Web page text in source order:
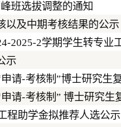
班选拔调整的通知
以及中期考核结果的公示
2025-2学期学生转专业
示
请-考核制”博士研究生
请-考核制” 博士研究生
程助学金拟推荐人选公